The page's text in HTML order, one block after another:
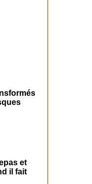
et
il fait